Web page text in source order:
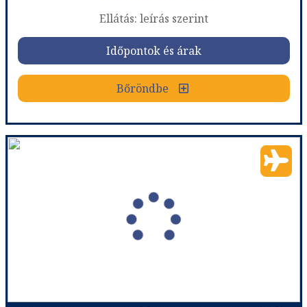
Időpontok és árak
Bőröndbe
Ellátás: leírás szerint
Időpontok és árak
Bőröndbe
Manhattan Pattaya Hotel - 11 éjszakás
Bang Lamung
Utazás módja: Repülővel
Ellátás:leírás szerint
Szálláskategória:Hotel ****